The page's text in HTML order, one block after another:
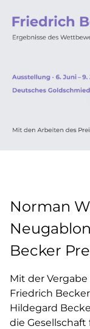
Norman
Becker
Mit der
Friedrich
Hildegard
die Gesellschaft